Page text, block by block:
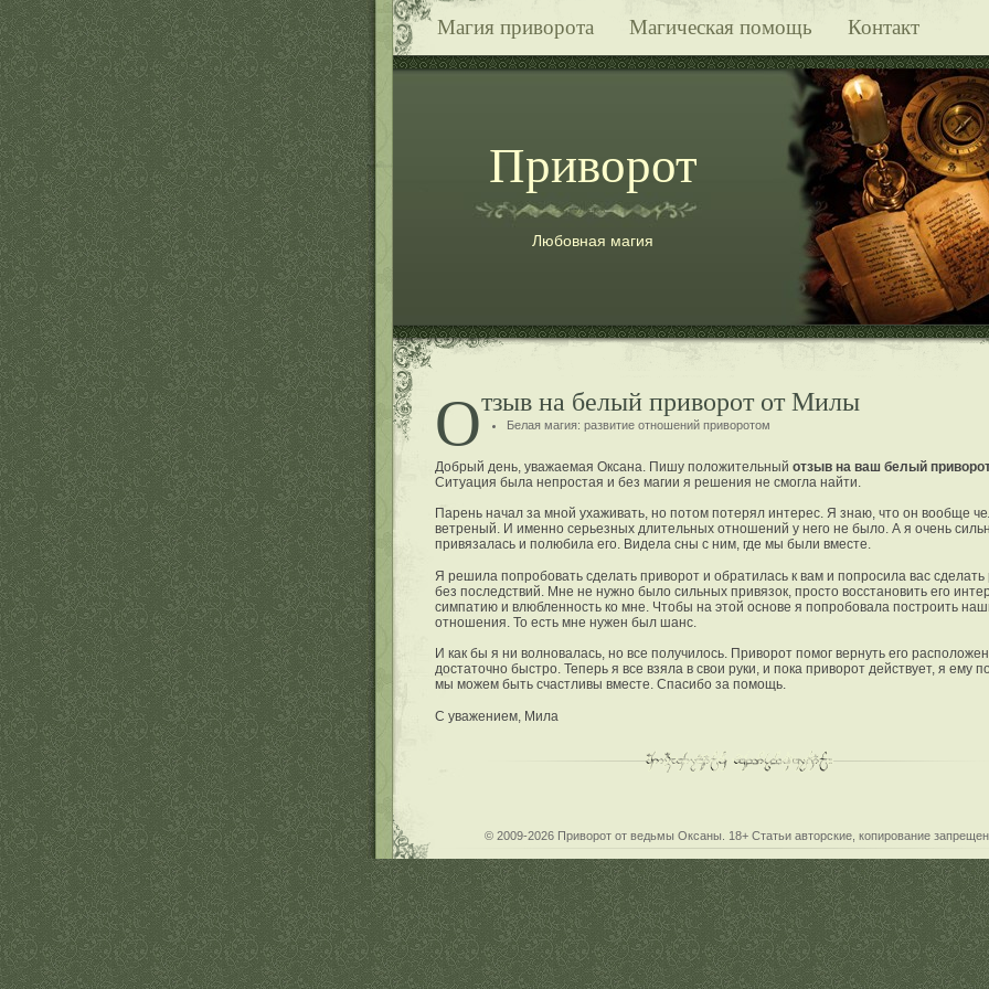
Магия приворота Магическая помощь Контакт
Приворот
Любовная магия
Отзыв на белый приворот от Милы
Белая магия: развитие отношений приворотом
Добрый день, уважаемая Оксана. Пишу положительный отзыв на ваш белый
Ситуация была непростая и без магии я решения не смогла найти.
Парень начал за мной ухаживать, но потом потерял интерес. Я знаю, что он вообще
ветреный. И именно серьезных длительных отношений у него не было. А я очень
привязалась и полюбила его. Видела сны с ним, где мы были вместе.
Я решила попробовать сделать приворот и обратилась к вам и попросила вас сделать
без последствий. Мне не нужно было сильных привязок, просто восстановить его
симпатию и влюбленность ко мне. Чтобы на этой основе я попробовала построить
отношения. То есть мне нужен был шанс.
И как бы я ни волновалась, но все получилось. Приворот помог вернуть его
достаточно быстро. Теперь я все взяла в свои руки, и пока приворот действует, я ему
мы можем быть счастливы вместе. Спасибо за помощь.
С уважением, Мила
© 2009-2026 Приворот от ведьмы Оксаны . 18+ Статьи авторские, копирование